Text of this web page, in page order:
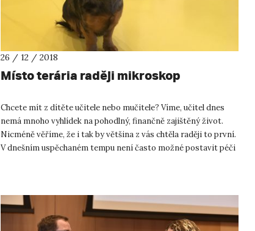
26 / 12 / 2018
Místo terária raději mikroskop
Chcete mít z dítěte učitele nebo mučitele? Víme, učitel dnes
nemá mnoho vyhlídek na pohodlný, finančně zajištěný život.
Nicméně věříme, že i tak by většina z vás chtěla raději to první.
V dnešním uspěchaném tempu není často možné postavit péči